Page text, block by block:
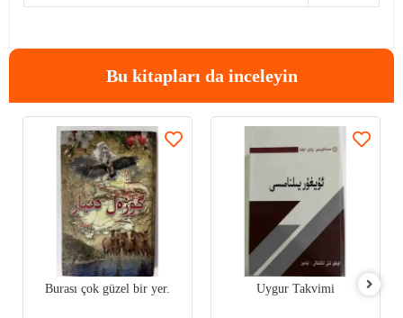
Bu kitapları da inceleyin
Burası çok güzel bir yer. Uygur Takvimi